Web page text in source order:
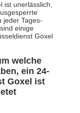
ist unerlässlich,
jeder Tages-
einige
Goxel
welche
ein 24-
Goxel ist